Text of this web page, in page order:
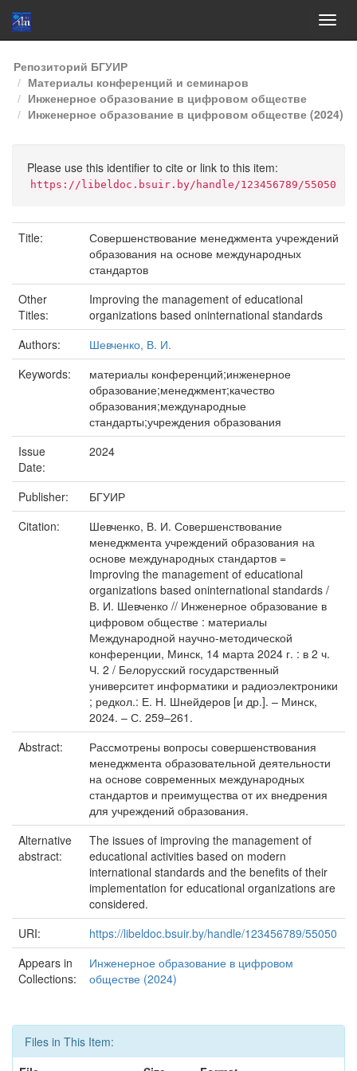
Skip
navigation
Репозиторий БГУИР
Материалы конференций и семинаров
Инженерное образование в цифровом обществе
Инженерное образование в цифровом обществе (2024)
Please use this identifier to cite or link to this item:
https://libeldoc.bsuir.by/handle/123456789/55050
Title:
Совершенствование менеджмента учреждений
образования на основе международных
стандартов
Other
Titles:
Improving the management of educational
organizations based oninternational standards
Authors:
Шевченко, В. И.
Keywords:
материалы конференций;инженерное
образование;менеджмент;качество
образования;международные
стандарты;учреждения образования
Issue
Date:
2024
Publisher:
БГУИР
Citation:
Шевченко, В. И. Совершенствование
менеджмента учреждений образования на
основе международных стандартов =
Improving the management of educational
organizations based oninternational standards /
В. И. Шевченко // Инженерное образование в
цифровом обществе : материалы
Международной научно-методической
конференции, Минск, 14 марта 2024 г. : в 2 ч.
Ч. 2 / Белорусский государственный
университет информатики и радиоэлектроники
; редкол.: Е. Н. Шнейдеров [и др.]. – Минск,
2024. – С. 259–261.
Abstract:
Рассмотрены вопросы совершенствования
менеджмента образовательной деятельности
на основе современных международных
стандартов и преимущества от их внедрения
для учреждений образования.
Alternative
abstract:
The issues of improving the management of
educational activities based on modern
international standards and the benefits of their
implementation for educational organizations are
considered.
URI:
https://libeldoc.bsuir.by/handle/123456789/55050
Appears in
Collections:
Инженерное образование в цифровом
обществе (2024)
Files in This Item: